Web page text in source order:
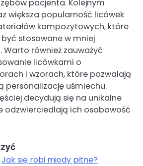
pacjenta. Kolejnym
większa popularność licówek
kompozytowych, które
stosowane w mniej
Warto również zauważyć
licówkami o
i wzorach, które pozwalają
personalizację uśmiechu.
decydują się na unikalne
odzwierciedlają ich osobowość
Jak się robi miody pitne?